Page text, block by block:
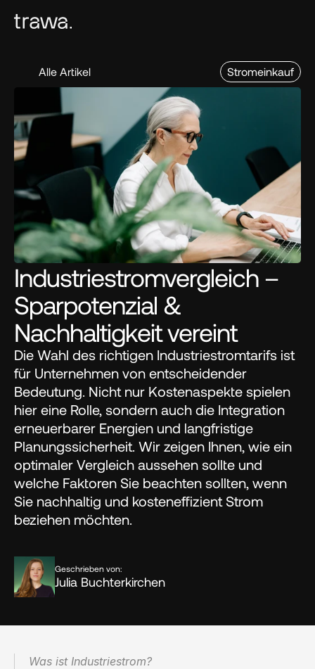
Alle Artikel Stromeinkauf
Industriestromvergleich –
Sparpotenzial &
Nachhaltigkeit vereint
Die Wahl des richtigen Industriestromtarifs ist
für Unternehmen von entscheidender
Bedeutung. Nicht nur Kostenaspekte spielen
hier eine Rolle, sondern auch die Integration
erneuerbarer Energien und langfristige
Planungssicherheit. Wir zeigen Ihnen, wie ein
optimaler Vergleich aussehen sollte und
welche Faktoren Sie beachten sollten, wenn
Sie nachhaltig und kosteneffizient Strom
beziehen möchten.
Geschrieben von:
Julia Buchterkirchen
Was ist Industriestrom?‍